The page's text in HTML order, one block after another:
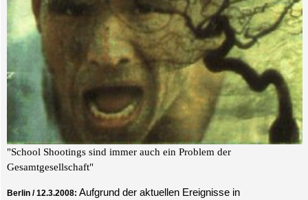
"School Shootings sind immer auch ein Problem der
Gesamtgesellschaft"
Berlin / 12.3.2008: Aufgrund der aktuellen Ereignisse in